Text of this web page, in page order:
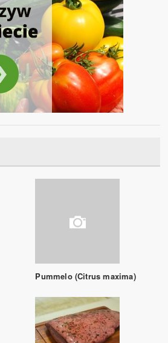
Pummelo (Citrus maxima)